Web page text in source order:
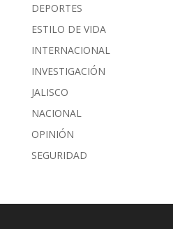
DEPORTES
ESTILO DE VIDA
INTERNACIONAL
INVESTIGACIÓN
JALISCO
NACIONAL
OPINIÓN
SEGURIDAD